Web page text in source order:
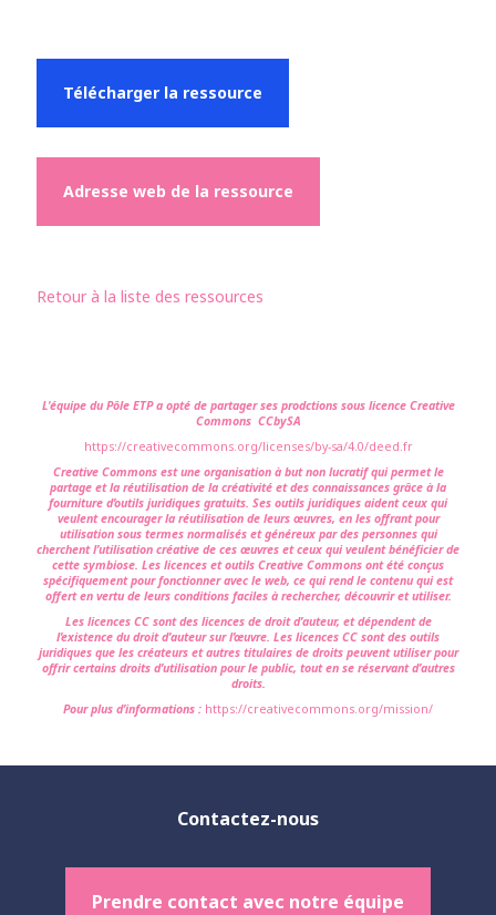
Télécharger la ressource
Adresse web de la ressource
Retour à la liste des ressources
L'équipe du Pôle ETP a opté de partager ses prodctions sous licence Creative
Commons CCbySA
https://creativecommons.org/licenses/by-sa/4.0/deed.fr
Creative Commons est une organisation à but non lucratif qui permet le
partage et la réutilisation de la créativité et des connaissances grâce à la
fourniture d’outils juridiques gratuits. Ses outils juridiques aident ceux qui
veulent encourager la réutilisation de leurs œuvres, en les offrant pour
utilisation sous termes normalisés et généreux par des personnes qui
cherchent l’utilisation créative de ces œuvres et ceux qui veulent bénéficier de
cette symbiose. Les licences et outils Creative Commons ont été conçus
spécifiquement pour fonctionner avec le web, ce qui rend le contenu qui est
offert en vertu de leurs conditions faciles à rechercher, découvrir et utiliser.
Les licences CC sont des licences de droit d’auteur, et dépendent de
l’existence du droit d’auteur sur l’œuvre. Les licences CC sont des outils
juridiques que les créateurs et autres titulaires de droits peuvent utiliser pour
offrir certains droits d’utilisation pour le public, tout en se réservant d’autres
droits.
Pour plus d’informations : https://creativecommons.org/mission/
Contactez-nous
Prendre contact avec notre équipe